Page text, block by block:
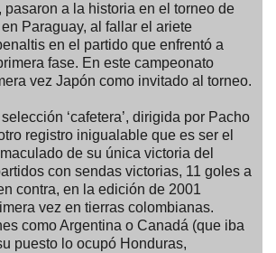
, pasaron a la historia en el torneo de
Paraguay, al fallar el ariete
en el partido que enfrentó a
fase. En este campeonato
vez Japón como invitado al torneo.
‘cafetera’, dirigida por Pacho
registro inigualable que es ser el
de su única victoria del
con sendas victorias, 11 goles a
contra, en la edición de 2001
vez en tierras colombianas.
como Argentina o Canadá (que iba
puesto lo ocupó Honduras,